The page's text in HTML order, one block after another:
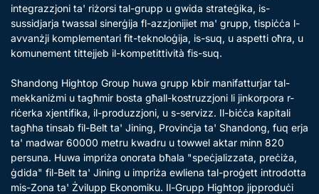
integrazzjoni ta' riżorsi tal-grupp u gwida strateġika, is-
sussidjarja twassal sinerġija fl-azzjonijiet ma' grupp, tispiċċa l-
avvanżji komplementari fit-teknoloġija, is-suq, u aspetti oħra, u
komunement tittejjeb il-kompetittività fis-suq.
Shandong Hightop Group huwa grupp kbir manifatturjar tal-
mekkaniżmi u tagħmir bosta għall-kostruzzjoni li jinkorpora r-
riċerka xjentifika, il-produzzjoni, u s-servizz. Il-biċċa kapitali
tagħha tinsab fil-Belt ta' Jining, Provinċja ta' Shandong, fuq erja
ta' madwar 60000 metru kwadru u towwel aktar minn 820
persuna. Huwa impriża onorata bħala "speċjalizzata, preċiża,
ġdida" fil-Belt ta' Jining u impriża ewliena tal-proġett introdotta
mis-Zona ta' Żvilupp Ekonomiku. Il-Grupp Hightop jipproduċi